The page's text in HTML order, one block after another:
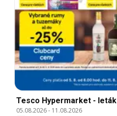
Tesco Hypermarket - leták
05.08.2026- 11.08.2026